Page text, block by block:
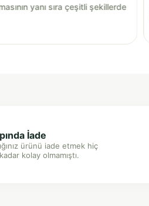
yanı sıra çeşitli şekillerde
İade
ürünü iade etmek hiç
kolay olmamıştı.